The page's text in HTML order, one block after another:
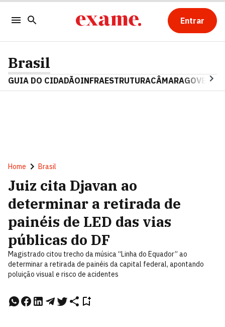
Entrar
Brasil
GUIA DO CIDADÃOINFRAESTRUTURACÂMARAGOVERNO
Home Brasil
Juiz cita Djavan ao
determinar a retirada de
painéis de LED das vias
públicas do DF
Magistrado citou trecho da música “Linha do Equador” ao
determinar a retirada de painéis da capital federal, apontando
poluição visual e risco de acidentes